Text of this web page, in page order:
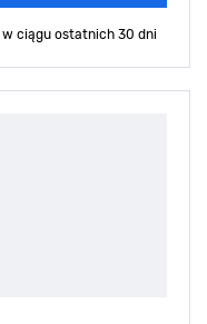
w ciągu ostatnich 30 dni